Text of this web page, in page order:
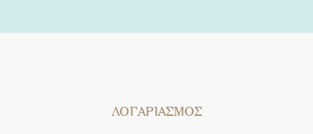
ΛΟΓΑΡΙΑΣΜΟΣ